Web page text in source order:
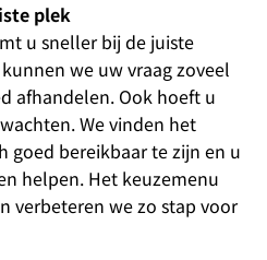
plek
u sneller bij de juiste
we uw vraag zoveel
afhandelen. Ook hoeft u
We vinden het
goed bereikbaar te zijn en u
helpen. Het keuzemenu
verbeteren we zo stap voor